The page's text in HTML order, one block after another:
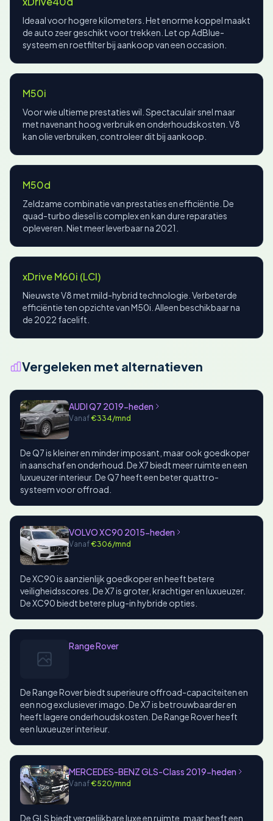
Ideaal voor hogere kilometers. Het enorme koppel maakt
de auto zeer geschikt voor trekken. Let op AdBlue-
systeem en roetfilter bij aankoop van een occasion.
M50i
Voor wie ultieme prestaties wil. Spectaculair snel maar
met navenant hoog verbruik en onderhoudskosten. V8
kan olie verbruiken, controleer dit bij aankoop.
M50d
Zeldzame combinatie van prestaties en efficiëntie. De
quad-turbo diesel is complex en kan dure reparaties
opleveren. Niet meer leverbaar na 2021.
xDrive M60i (LCI)
Nieuwste V8 met mild-hybrid technologie. Verbeterde
efficiëntie ten opzichte van M50i. Alleen beschikbaar na
de 2022 facelift.
Vergeleken met alternatieven
AUDI Q7 2019-heden
Vanaf€334/mnd
De Q7 is kleiner en minder imposant, maar ook goedkoper
in aanschaf en onderhoud. De X7 biedt meer ruimte en een
luxueuzer interieur. De Q7 heeft een beter quattro-
systeem voor offroad.
VOLVO XC90 2015-heden
Vanaf€306/mnd
De XC90 is aanzienlijk goedkoper en heeft betere
veiligheidsscores. De X7 is groter, krachtiger en luxueuzer.
De XC90 biedt betere plug-in hybride opties.
Range Rover
De Range Rover biedt superieure offroad-capaciteiten en
een nog exclusiever imago. De X7 is betrouwbaarder en
heeft lagere onderhoudskosten. De Range Rover heeft
een luxueuzer interieur.
MERCEDES-BENZ GLS-Class 2019-heden
Vanaf€520/mnd
De GLS biedt vergelijkbare luxe en ruimte, maar heeft een